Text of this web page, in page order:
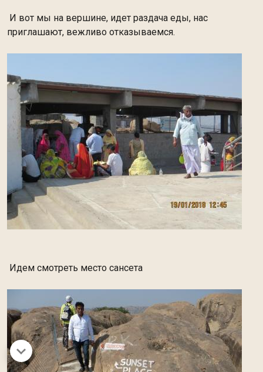
И вот мы на вершине, идет раздача еды, нас
приглашают, вежливо отказываемся.
Идем смотреть место сансета